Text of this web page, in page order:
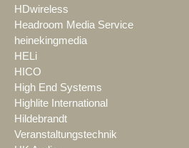
HDwireless
Headroom Media Service
heinekingmedia
HELi
HICO
High End Systems
Highlite International
Hildebrandt
Veranstaltungstechnik